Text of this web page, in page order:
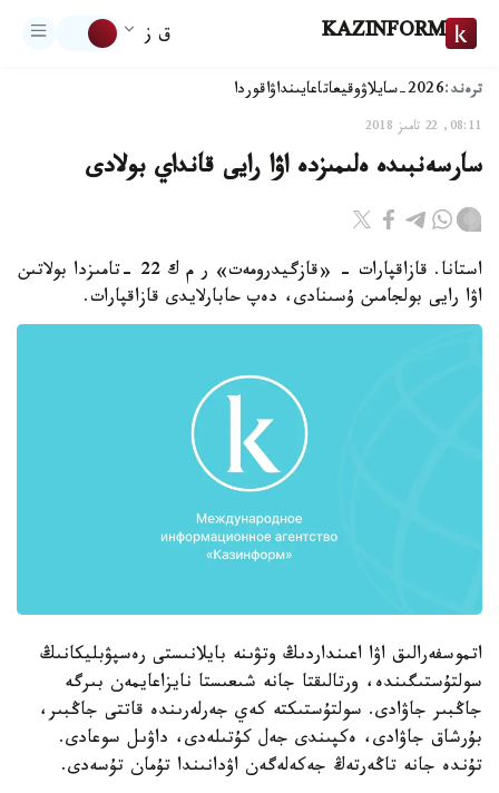
KAZINFORM ق ز
ترەند:2026-سايلاۋ وقيعاتاعايىنداۋاقوردا
08:11, 22 تامىز 2018
سارسەنبىدە ەلىمىزدە اۋا رايى قانداي بولادى
استانا. قازاقپارات - «قازگيدرومەت» ر م ك 22 -تامىزدا بولاتىن
اۋا رايى بولجامىن ۇسىنادى، دەپ حابارلايدى قازاقپارات.
اتموسفەرالىق اۋا اعىنداردىڭ وتۋىنە بايلانىستى رەسپۋبليكانىڭ
سولتۇستىگىندە، ورتالىقتا جانە شىعىستا نايزاعايمەن بىرگە
جاڭبىر جاۋادى. سولتۇستىكتە كەي جەرلەرىندە قاتتى جاڭبىر،
بۇرشاق جاۋادى، ەكپىندى جەل كۇتىلەدى، داۋىل سوعادى.
تۇندە جانە تاڭەرتەڭ جەكەلەگەن اۋدانىندا تۇمان تۇسەدى.